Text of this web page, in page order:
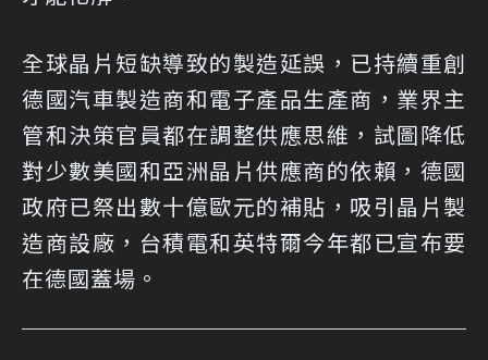
全球晶片短缺導致的製造延誤，已持續重創
德國汽車製造商和電子產品生產商，業界主
管和決策官員都在調整供應思維，試圖降低
對少數美國和亞洲晶片供應商的依賴，德國
政府已祭出數十億歐元的補貼，吸引晶片製
造商設廠，台積電和英特爾今年都已宣布要
在德國蓋場。